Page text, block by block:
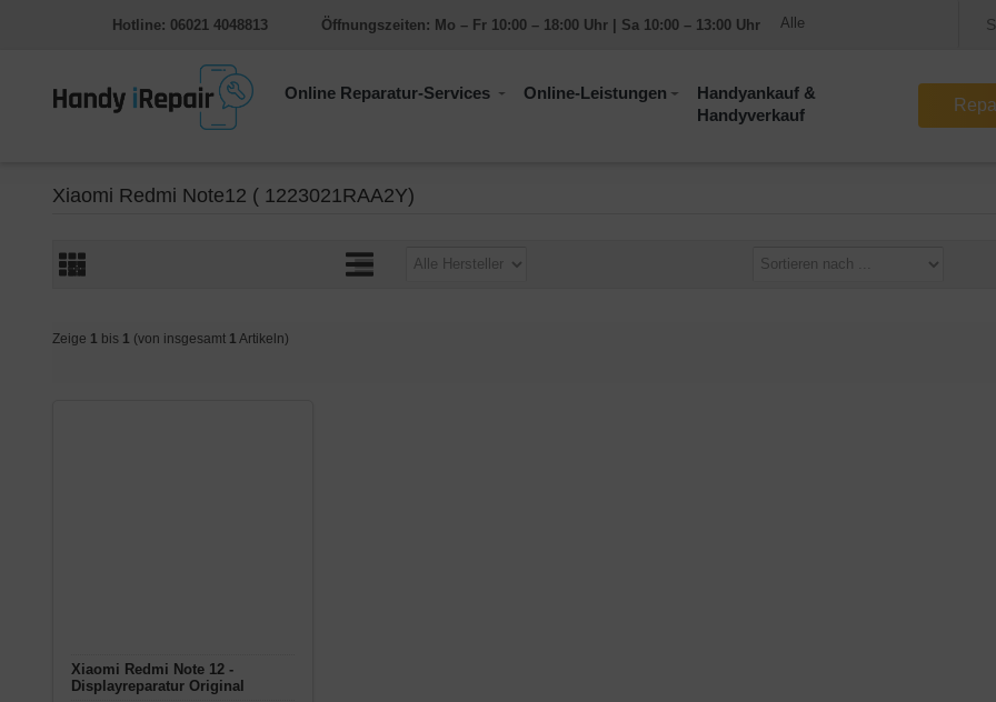
Hotline: 06021 4048813 Öffnungszeiten: Mo – Fr 10:00 – 18:00 Uhr | Sa 10:00 – 13:00 Uhr
Online Reparatur-Services Online-Leistungen
Handyankauf &
Handyverkauf
Xiaomi Redmi Note12 ( 1223021RAA2Y)
Zeige 1 bis 1 (von insgesamt 1 Artikeln)
Xiaomi Redmi Note 12 -
Displayreparatur Original